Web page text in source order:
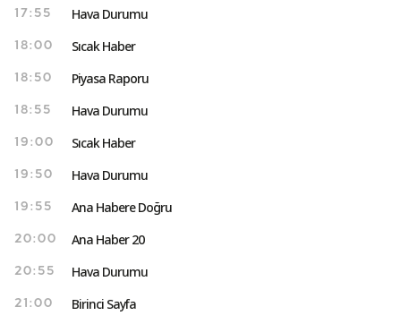
17:55 Hava Durumu
18:00 Sıcak Haber
18:50 Piyasa Raporu
18:55 Hava Durumu
19:00 Sıcak Haber
19:50 Hava Durumu
19:55 Ana Habere Doğru
20:00 Ana Haber 20
20:55 Hava Durumu
21:00 Birinci Sayfa